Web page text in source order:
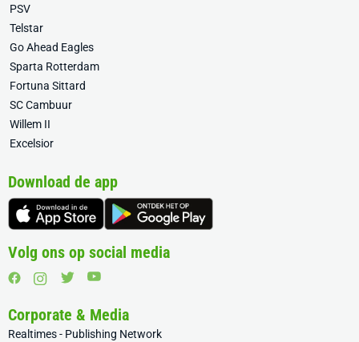
PSV
Telstar
Go Ahead Eagles
Sparta Rotterdam
Fortuna Sittard
SC Cambuur
Willem II
Excelsior
Download de app
Volg ons op social media
Corporate & Media
Realtimes - Publishing Network